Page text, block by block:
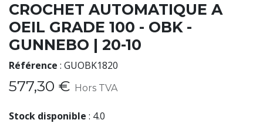
CROCHET AUTOMATIQUE A
OEIL GRADE 100 - OBK -
GUNNEBO | 20-10
Référence : GUOBK1820
577,30 € Hors TVA
Stock disponible : 4.0